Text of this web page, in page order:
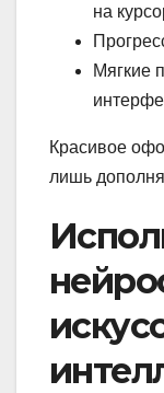
на
Мягкие
Красивое
лишь